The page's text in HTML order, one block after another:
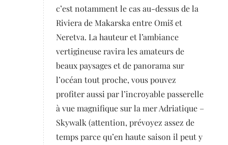
c’est notamment le cas au-dessus de la
Riviera de Makarska entre Omiš et
Neretva. La hauteur et l’ambiance
vertigineuse ravira les amateurs de
beaux paysages et de panorama sur
l’océan tout proche, vous pouvez
profiter aussi par l’incroyable passerelle
à vue magnifique sur la mer Adriatique –
Skywalk (attention, prévoyez assez de
temps parce qu’en haute saison il peut y